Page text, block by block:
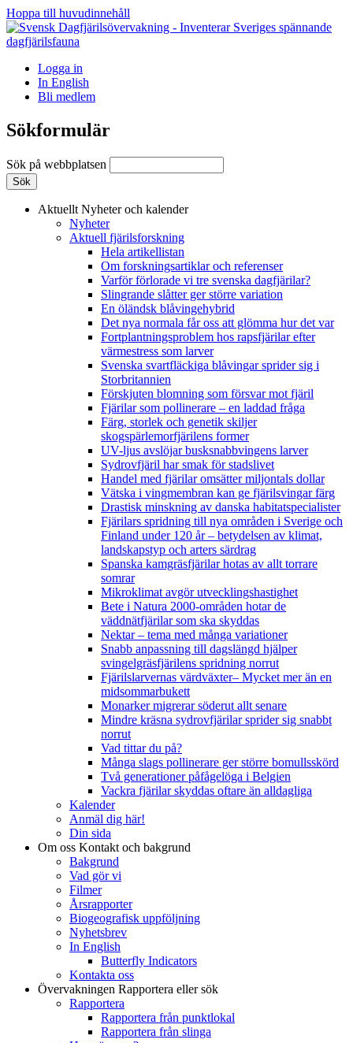
Hoppa till huvudinnehåll
Logga in
In English
Bli medlem
Sökformulär
Sök på webbplatsen
Aktuellt Nyheter och kalender
Nyheter
Aktuell fjärilsforskning
Hela artikellistan
Om forskningsartiklar och referenser
Varför förlorade vi tre svenska dagfjärilar?
Slingrande slåtter ger större variation
En öländsk blåvingehybrid
Det nya normala får oss att glömma hur det var
Fortplantningsproblem hos rapsfjärilar efter
värmestress som larver
Svenska svartfläckiga blåvingar sprider sig i
Storbritannien
Förskjuten blomning som försvar mot fjäril
Fjärilar som pollinerare – en laddad fråga
Färg, storlek och genetik skiljer
skogspärlemorfjärilens former
UV-ljus avslöjar busksnabbvingens larver
Sydrovfjäril har smak för stadslivet
Handel med fjärilar omsätter miljontals dollar
Vätska i vingmembran kan ge fjärilsvingar färg
Drastisk minskning av danska habitatspecialister
Fjärilars spridning till nya områden i Sverige och
Finland under 120 år– betydelsen av klimat,
landskapstyp och arters särdrag
Spanska kamgräsfjärilar hotas av allt torrare
somrar
Mikroklimat avgör utvecklingshastighet
Bete i Natura 2000-områden hotar de
väddnätfjärilar som ska skyddas
Nektar – tema med många variationer
Snabb anpassning till dagslängd hjälper
svingelgräsfjärilens spridning norrut
Fjärilslarvernas värdväxter– Mycket mer än en
midsommarbukett
Monarker migrerar söderut allt senare
Mindre kräsna sydrovfjärilar sprider sig snabbt
norrut
Vad tittar du på?
Många slags pollinerare ger större bomullsskörd
Två generationer påfågelöga i Belgien
Vackra fjärilar skyddas oftare än alldagliga
Kalender
Anmäl dig här!
Din sida
Om oss Kontakt och bakgrund
Bakgrund
Vad gör vi
Filmer
Årsrapporter
Biogeografisk uppföljning
Nyhetsbrev
In English
Butterfly Indicators
Kontakta oss
Övervakningen Rapportera eller sök
Rapportera
Rapportera från punktlokal
Rapportera från slinga